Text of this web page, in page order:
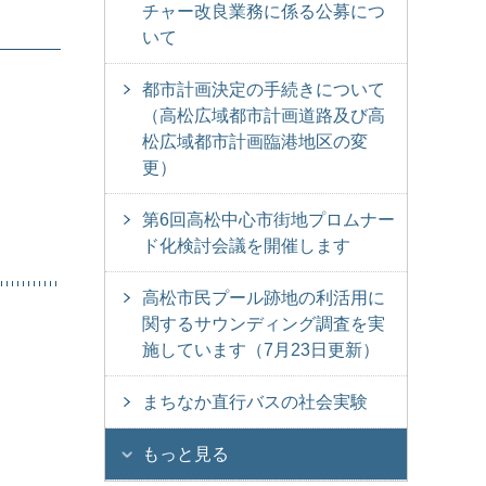
チャー改良業務に係る公募につ
いて
都市計画決定の手続きについて
（高松広域都市計画道路及び高
松広域都市計画臨港地区の変
更）
第6回高松中心市街地プロムナー
ド化検討会議を開催します
高松市民プール跡地の利活用に
関するサウンディング調査を実
施しています（7月23日更新）
まちなか直行バスの社会実験
もっと見る